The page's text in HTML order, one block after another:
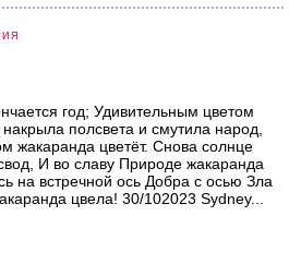
год; Удивительным цветом
полсвета и смутила народ,
жакаранда цветёт. Снова солнце
И во славу Природе жакаранда
на встречной ось Добра с осью Зла
цвела! 30/102023 Sydney...